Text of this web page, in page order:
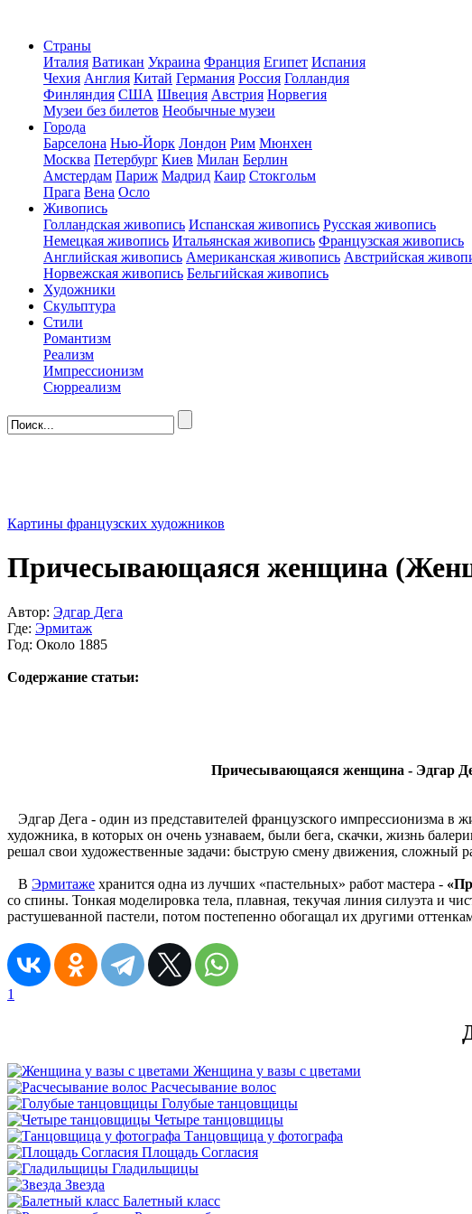
Страны
Италия Ватикан Украина Франция Египет Испания
Чехия Англия Китай Германия Россия Голландия
Финляндия США Швеция Австрия Норвегия
Музеи без билетов Необычные музеи
Города
Барселона Нью-Йорк Лондон Рим Мюнхен
Москва Петербург Киев Милан Берлин
Амстердам Париж Мадрид Каир Стокгольм
Прага Вена Осло
Живопись
Голландская живопись Испанская живопись Русская живопись
Немецкая живопись Итальянская живопись Французская живопись
Английская живопись Американская живопись Австрийская
Норвежская живопись Бельгийская живопись
Художники
Скульптура
Стили
Романтизм
Реализм
Импрессионизм
Сюрреализм
Картины французских художников
Причесывающаяся женщина
Автор: Эдгар Дега
Где: Эрмитаж
Год: Около 1885
Содержание статьи:
Причесывающаяся женщина - Эдгар
Эдгар Дега - один из представителей французского импрессионизма
художника, в которых он очень узнаваем, были бега, скачки, жизнь
решал свои художественные задачи: быструю смену движения, сложный
В Эрмитаже хранится одна из лучших «пастельных» работ мастера -
со спины. Тонкая моделировка тела, плавная, текучая линия силуэта и
растушеванной пастели, потом постепенно обогащал их другими
1
Женщина у вазы с цветами
Расчесывание волос
Голубые танцовщицы
Четыре танцовщицы
Танцовщица у фотографа
Площадь Согласия
Гладильщицы
Звезда
Балетный класс